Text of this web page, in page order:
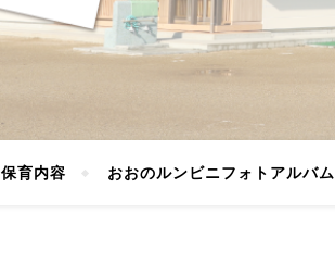
保育内容 おおのルンビニフォトアルバム